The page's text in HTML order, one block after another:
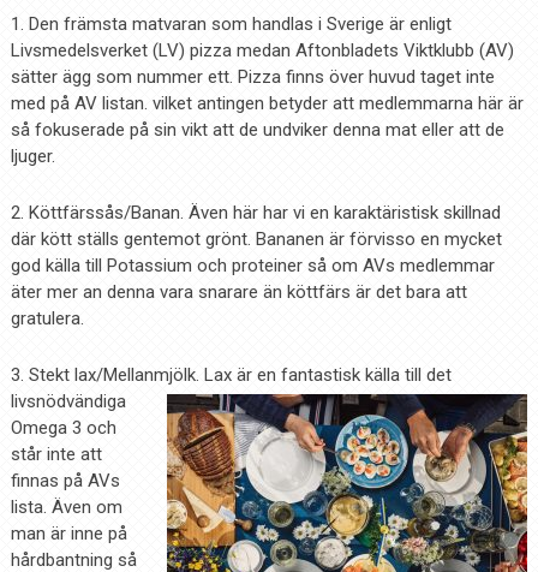
1. Den främsta matvaran som handlas i Sverige är enligt
Livsmedelsverket (LV) pizza medan Aftonbladets Viktklubb (AV)
sätter ägg som nummer ett. Pizza finns över huvud taget inte
med på AV listan. vilket antingen betyder att medlemmarna här är
så fokuserade på sin vikt att de undviker denna mat eller att de
ljuger.
2. Köttfärssås/Banan. Även här har vi en karaktäristisk skillnad
där kött ställs gentemot grönt. Bananen är förvisso en mycket
god källa till Potassium och proteiner så om AVs medlemmar
äter mer an denna vara snarare än köttfärs är det bara att
gratulera.
3. Stekt lax/Mellanmjölk. Lax är en fantastisk källa till det
livsnödvändiga
Omega 3 och
står inte att
finnas på AVs
lista. Även om
man är inne på
hårdbantning så